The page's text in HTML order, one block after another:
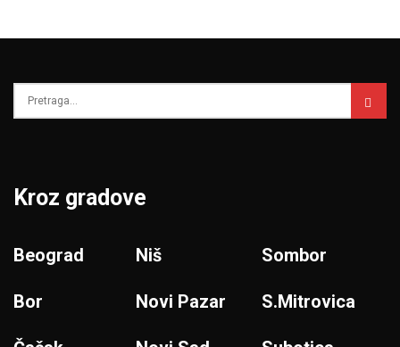
Kroz gradove
Beograd
Bor
Niš
Novi Pazar
Sombor
S.Mitrovica